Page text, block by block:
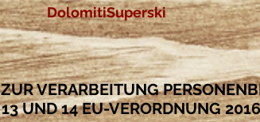
DolomitiSuperski
VERARBEITUNG
13 UND 14 EU-VERORDNUNG